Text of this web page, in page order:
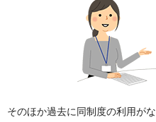
そのほか過去に同制度の利用が